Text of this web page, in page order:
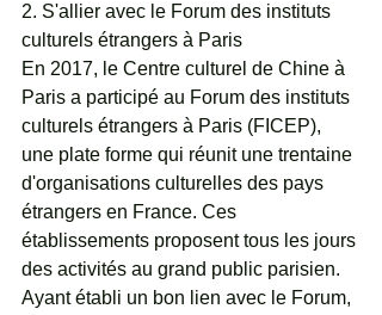
2. S'allier avec le Forum des instituts
culturels étrangers à Paris
En 2017, le Centre culturel de Chine à
Paris a participé au Forum des instituts
culturels étrangers à Paris (FICEP),
une plate forme qui réunit une trentaine
d'organisations culturelles des pays
étrangers en France. Ces
établissements proposent tous les jours
des activités au grand public parisien.
Ayant établi un bon lien avec le Forum,